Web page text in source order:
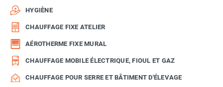
HYGIÈNE
CHAUFFAGE FIXE ATELIER
AÉROTHERME FIXE MURAL
CHAUFFAGE MOBILE ÉLECTRIQUE, FIOUL ET GAZ
CHAUFFAGE POUR SERRE ET BÂTIMENT D'ÉLEVAGE